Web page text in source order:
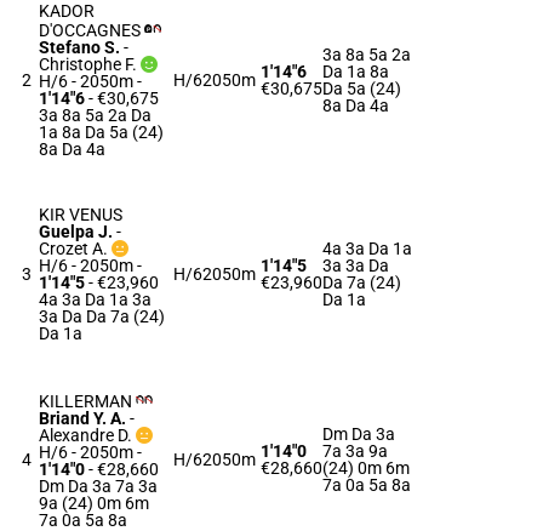
2
KADOR
D'OCCAGNES
Stefano S. -
Christophe F.
H/6 - 2050m-
1'14"6- €30,675
3a 8a 5a 2a Da
1a 8a Da 5a (24)
8a Da 4a
H/62050m 1'14"6
€30,675
3a 8a 5a 2a
Da 1a 8a
Da 5a (24)
8a Da 4a
3
KIR VENUS
Guelpa J. -
Crozet A.
H/6 - 2050m-
1'14"5- €23,960
4a 3a Da 1a 3a
3a Da Da 7a (24)
Da 1a
H/62050m 1'14"5
€23,960
4a 3a Da 1a
3a 3a Da
Da 7a (24)
Da 1a
4
KILLERMAN
Briand Y. A. -
Alexandre D.
H/6 - 2050m-
1'14"0- €28,660
Dm Da 3a 7a 3a
9a (24) 0m 6m
7a 0a 5a 8a
H/62050m 1'14"0
€28,660
Dm Da 3a
7a 3a 9a
(24) 0m 6m
7a 0a 5a 8a